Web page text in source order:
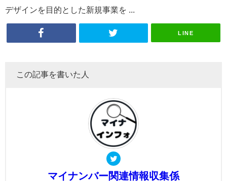
デザインを目的とした新規事業を ...
LINE
この記事を書いた人
マイナンバー関連情報収集係